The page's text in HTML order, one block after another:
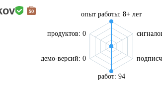
опыт работы: 8+ лет
работ: 94
демо-версий: 0
продуктов: 0